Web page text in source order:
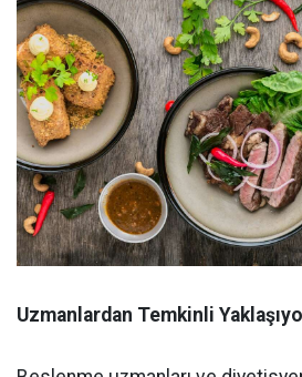
Uzmanlardan Temkinli